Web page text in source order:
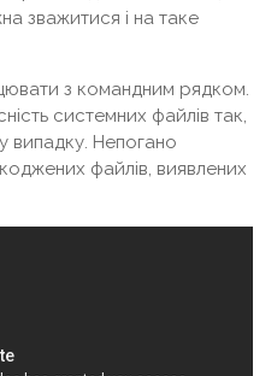
зважитися і на таке
з командним рядком.
системних файлів так,
випадку. Непогано
файлів, виявлених